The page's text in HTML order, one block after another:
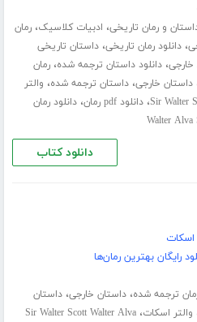
و رمان تاریخی، ادبیات کلاسیک،رمان
،دانلود رمان تاریخی،داستان تاریخی
خارجی،دانلود داستان ترجمه شده،رمان
داستان خارجی،داستان ترجمه شده، والتر
Sir Walter،دانلود pdf رمان ،دانلود رمان
Walter Alva
دانلود کتاب
اسکات
رایگان بهترین رمان‌ها
ترجمه شده،داستان خارجی،داستان
والتر اسکات،Sir Walter Scott Walter Alva